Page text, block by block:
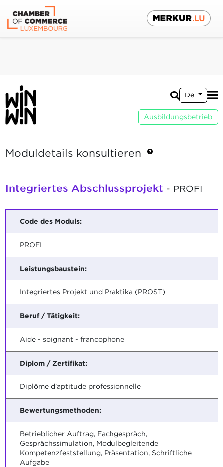
De
Ausbildungsbetrieb
Moduldetails konsultieren
Integriertes Abschlussprojekt - PROFI
Code des Moduls:
PROFI
Leistungsbaustein:
Integriertes Projekt und Praktika (PROST)
Beruf / Tätigkeit:
Aide - soignant - francophone
Diplom / Zertifikat:
Diplôme d'aptitude professionnelle
Bewertungsmethoden:
Betrieblicher Auftrag, Fachgespräch,
Gesprächssimulation, Modulbegleitende
Kompetenzfeststellung, Präsentation, Schriftliche
Aufgabe